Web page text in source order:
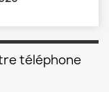
téléphone